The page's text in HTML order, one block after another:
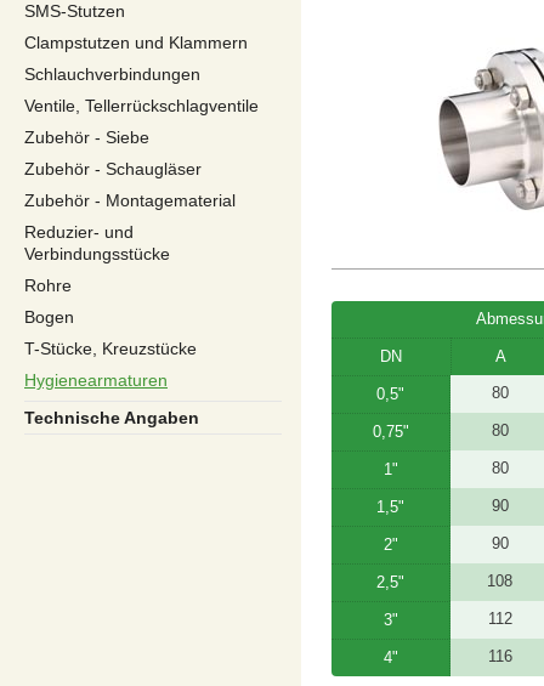
SMS-Stutzen
Clampstutzen und Klammern
Schlauchverbindungen
Ventile, Tellerrückschlagventile
Zubehör - Siebe
Zubehör - Schaugläser
Zubehör - Montagematerial
Reduzier- und
Verbindungsstücke
Rohre
Bogen
T-Stücke, Kreuzstücke
Hygienearmaturen
Technische Angaben
DN A
0,5" 80
0,75" 80
1" 80
1,5" 90
2" 90
2,5" 108
3" 112
4" 116